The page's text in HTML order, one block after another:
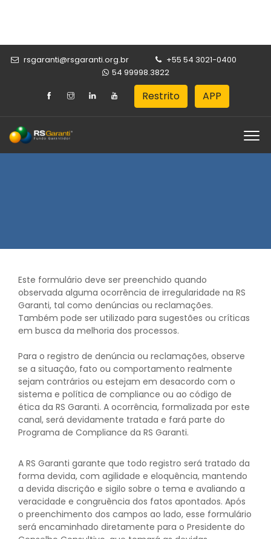
rsgaranti@rsgaranti.org.br
+55 54 3021-0400
54 99998.3822
Restrito APP
Este formulário deve ser preenchido quando
observada alguma ocorrência de irregularidade na RS
Garanti, tal como denúncias ou reclamações.
Também pode ser utilizado para sugestões ou críticas
em busca da melhoria dos processos.
Para o registro de denúncia ou reclamações, observe
se a situação, fato ou comportamento realmente
sejam contrários ou estejam em desacordo com o
sistema e política de compliance ou ao código de
ética da RS Garanti. A ocorrência, formalizada por este
canal, será devidamente tratada e fará parte do
Programa de Compliance da RS Garanti.
A RS Garanti garante que todo registro será tratado da
forma devida, com agilidade e eloquência, mantendo
a devida discrição e sigilo sobre o tema e avaliando a
veracidade e congruência dos fatos apontados. Após
o preenchimento dos campos ao lado, esse formulário
será encaminhado diretamente para o Presidente do